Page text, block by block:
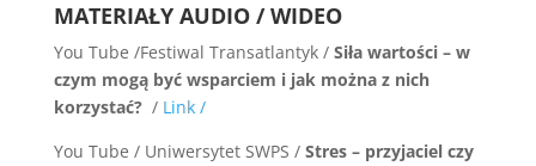
MATERIAŁY AUDIO / WIDEO
You Tube /Festiwal Transatlantyk / Siła wartości – w
czym mogą być wsparciem i jak można z nich
korzystać?/ Link /
You Tube / Uniwersytet SWPS / Stres – przyjaciel czy